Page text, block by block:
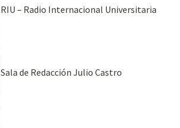
RIU – Radio Internacional Universitaria
Sala de Redacción Julio Castro